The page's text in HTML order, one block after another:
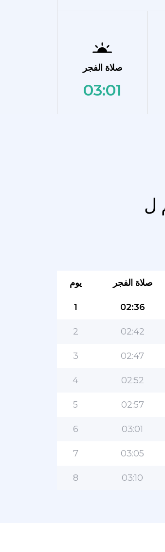
صلاة الفجر
03:01
يوم صلاة الفجر
1 02:36
2 02:42
3 02:47
4 02:52
5 02:57
6 03:01
7 03:05
8 03:10